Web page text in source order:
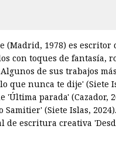
(Madrid, 1978) es escritor
con toques de fantasía,
de sus trabajos
que nunca te dije' (Siete
'Última parada' (Cazador,
Samitier' (Siete Islas,
de escritura creativa